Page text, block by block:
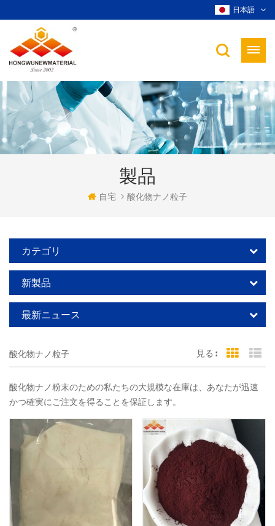
日本語
製品
自宅 酸化物ナノ粒子
カテゴリ
新製品
最新ニュース
酸化物ナノ粒子 見る : Grid
酸化物ナノ粉末のための私たちの大規模な在庫は、あなたが迅速
かつ確実にご注文を得ることを保証します。